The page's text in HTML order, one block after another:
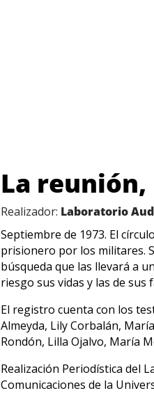
La
Realizador: Laboratorio
Septiembre de 1973. El
prisionero por los militares.
búsqueda que las llevará a
riesgo sus vidas y las de sus
El registro cuenta con los
Almeyda, Lily Corbalán,
Rondón, Lilla Ojalvo, María
Realización Periodística del
Comunicaciones de la